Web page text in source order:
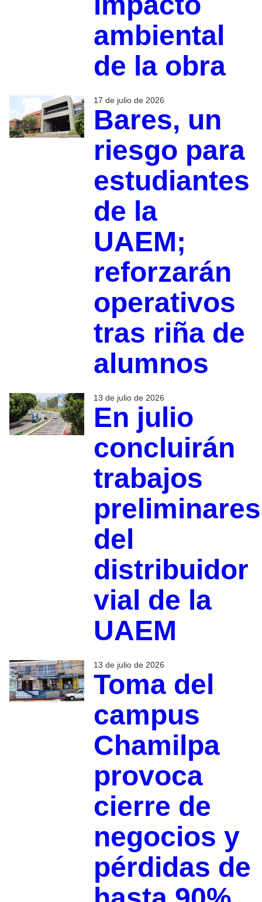
ambiental
de la obra
17 de julio de 2026
Bares, un
riesgo para
estudiantes
de la
UAEM;
reforzarán
operativos
tras riña de
alumnos
13 de julio de 2026
En julio
concluirán
trabajos
preliminares
del
distribuidor
vial de la
UAEM
13 de julio de 2026
Toma del
campus
Chamilpa
provoca
cierre de
negocios y
pérdidas de